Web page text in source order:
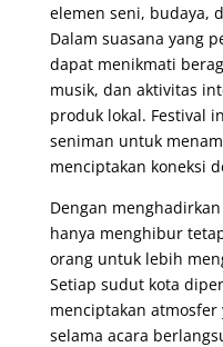
elemen seni, budaya,
Dalam suasana yang
dapat menikmati
musik, dan aktivitas
produk lokal. Festival
seniman untuk
menciptakan koneksi
Dengan menghadirkan
hanya menghibur
orang untuk lebih
Setiap sudut kota
menciptakan
selama acara